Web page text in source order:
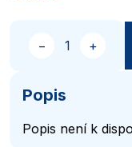
−
+
Popis
Popis není k